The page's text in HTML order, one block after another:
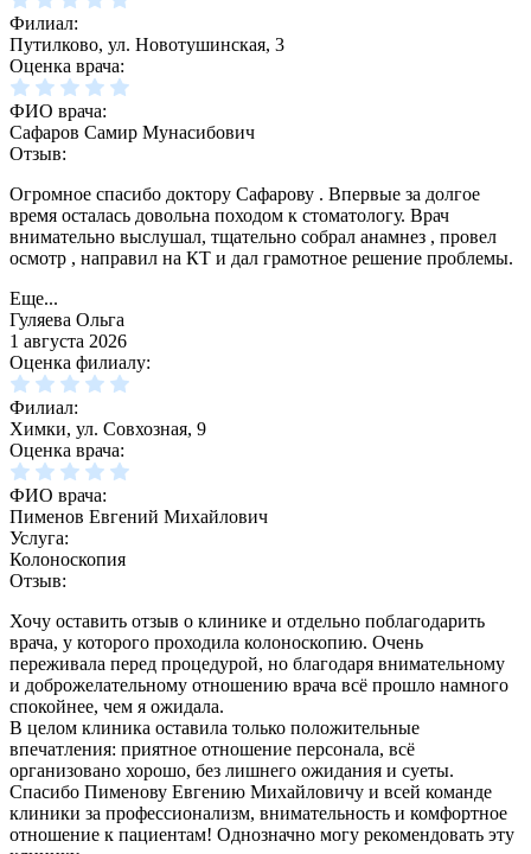
Филиал:
Путилково, ул. Новотушинская, 3
Оценка врача:
ФИО врача:
Сафаров Самир Мунасибович
Отзыв:
Огромное спасибо доктору Сафарову . Впервые за долгое
время осталась довольна походом к стоматологу. Врач
внимательно выслушал, тщательно собрал анамнез , провел
осмотр , направил на КТ и дал грамотное решение проблемы.
Еще...
Гуляева Ольга
1 августа 2026
Оценка филиалу:
Филиал:
Химки, ул. Совхозная, 9
Оценка врача:
ФИО врача:
Пименов Евгений Михайлович
Услуга:
Колоноскопия
Отзыв:
Хочу оставить отзыв о клинике и отдельно поблагодарить
врача, у которого проходила колоноскопию. Очень
переживала перед процедурой, но благодаря внимательному
и доброжелательному отношению врача всё прошло намного
спокойнее, чем я ожидала.
В целом клиника оставила только положительные
впечатления: приятное отношение персонала, всё
организовано хорошо, без лишнего ожидания и суеты.
Спасибо Пименову Евгению Михайловичу и всей команде
клиники за профессионализм, внимательность и комфортное
отношение к пациентам! Однозначно могу рекомендовать эту